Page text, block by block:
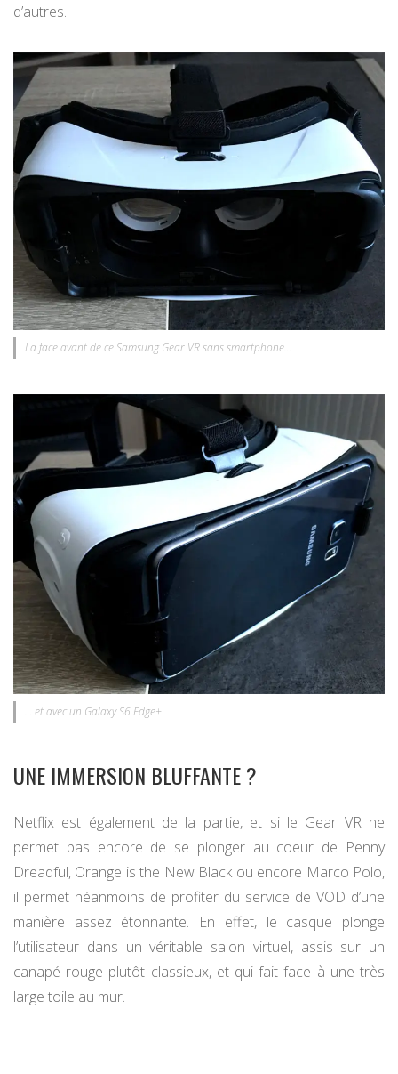
d’autres.
La face avant de ce Samsung Gear VR sans smartphone…
… et avec un Galaxy S6 Edge+
UNE IMMERSION BLUFFANTE ?
Netflix est également de la partie, et si le Gear VR ne
permet pas encore de se plonger au coeur de Penny
Dreadful, Orange is the New Black ou encore Marco Polo,
il permet néanmoins de profiter du service de VOD d’une
manière assez étonnante. En effet, le casque plonge
l’utilisateur dans un véritable salon virtuel, assis sur un
canapé rouge plutôt classieux, et qui fait face à une très
large toile au mur.